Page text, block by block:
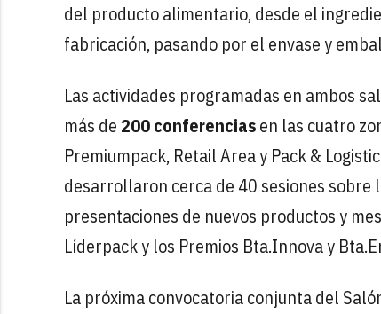
del producto alimentario, desde el
fabricación, pasando por el envase y
Las actividades programadas en ambos
más de200 conferenciasen las cuatro
Premiumpack, Retail Area y Pack &
desarrollaron cerca de 40 sesiones
presentaciones de nuevos productos y
Líderpack y los Premios Bta.Innova y
La próxima convocatoria conjunta del